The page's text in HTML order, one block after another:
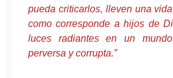
pueda criticarlos, lleven una
como corresponde a hijos de
luces radiantes en un
perversa y corrupta.”